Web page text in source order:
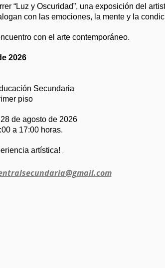
“Luz y Oscuridad”, una exposición del
con las emociones, la mente y la
con el arte contemporáneo.
2026
Secundaria
piso
de agosto de 2026
a 17:00 horas.
artística!